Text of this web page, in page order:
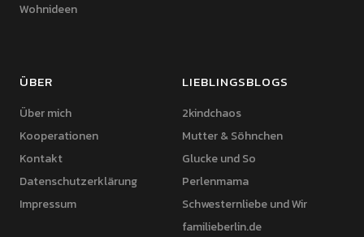
Wohnideen
ÜBER
Über mich
Kooperationen
Kontakt
Datenschutzerklärung
Impressum
LIEBLINGSBLOGS
2kindchaos
Mutter & Söhnchen
Glucke und So
Perlenmama
Schwesternliebe und Wir
familieberlin.de